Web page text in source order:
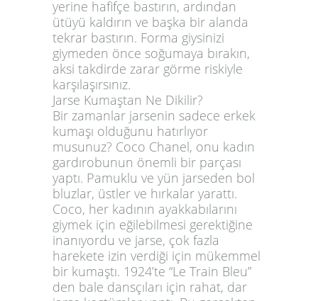
yerine hafifçe bastırın, ardından
ütüyü kaldırın ve başka bir alanda
tekrar bastırın. Forma giysinizi
giymeden önce soğumaya bırakın,
aksi takdirde zarar görme riskiyle
karşılaşırsınız.
Jarse Kumaştan Ne Dikilir?
Bir zamanlar jarsenin sadece erkek
kumaşı olduğunu hatırlıyor
musunuz? Coco Chanel, onu kadın
gardırobunun önemli bir parçası
yaptı. Pamuklu ve yün jarseden bol
bluzlar, üstler ve hırkalar yarattı.
Coco, her kadının ayakkabılarını
giymek için eğilebilmesi gerektiğine
inanıyordu ve jarse, çok fazla
harekete izin verdiği için mükemmel
bir kumaştı. 1924’te “Le Train Bleu”
den bale dansçıları için rahat, dar